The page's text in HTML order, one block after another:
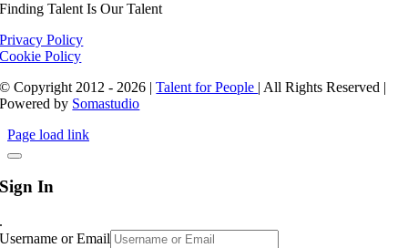
Finding Talent Is Our Talent
Privacy Policy
Cookie Policy
© Copyright 2012 - 2026 |Talent for People | All Rights Reserved |
Powered by Somastudio
Page load link
Sign In
.
Username or Email